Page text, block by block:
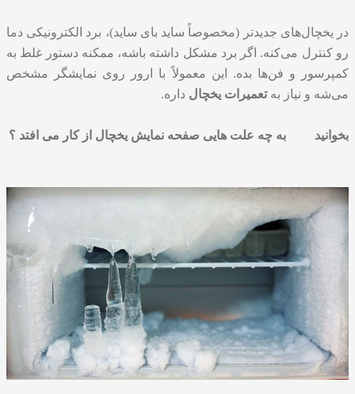
در یخچال‌های جدیدتر (مخصوصاً ساید بای ساید)، برد الکترونیکی دما
رو کنترل می‌کنه. اگر برد مشکل داشته باشه، ممکنه دستور غلط به
کمپرسور و فن‌ها بده. این معمولاً با ارور روی نمایشگر مشخص
می‌شه و نیاز بهتعمیرات یخچال داره.
بخوانید به چه علت هایی صفحه نمایش یخچال از کار می افتد ؟